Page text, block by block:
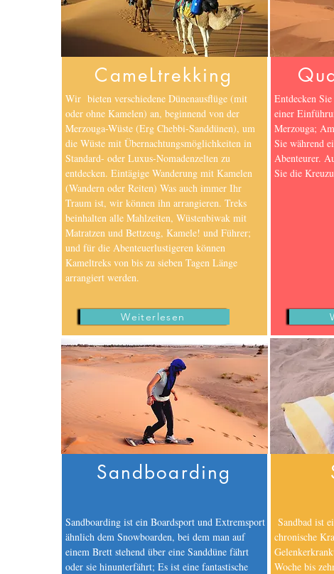
Merzouga Atv Quad Biking ;Dune Buggy tours;Merzouga Desert Trips;Location Quad;Location
Hotel;Merzouga Riad;Tours from Casablanca;Rabat;El Jadida; Marrakech;Agadir;
airport transfers;Fez airport transfers;Errachidia airport transfers;Dakhla airport transfers;Merzouga
Days;3Days;4 Days;5 Days;6 Days;8 Days;10 Days;15 Days;Tours in Morocco;Casablanca Desert
CameLtrekking
Wir bieten verschiedene Dünenausflüge (mit
oder ohne Kamelen) an, beginnend von der
Merzouga-Wüste (Erg Chebbi-Sanddünen), um
die Wüste mit Übernachtungsmöglichkeiten in
Standard- oder Luxus-Nomadenzelten zu
entdecken. Eintägige Wanderung mit Kamelen
(Wandern oder Reiten) Was auch immer Ihr
Traum ist, wir können ihn arrangieren. Treks
beinhalten alle Mahlzeiten, Wüstenbiwak mit
Matratzen und Bettzeug, Kamele! und Führer;
und für die Abenteuerlustigeren können
Kameltreks von bis zu sieben Tagen Länge
arrangiert werden.
Weiterlesen
Sandboarding
Sandboarding ist ein Boardsport und Extremsport
ähnlich dem Snowboarden, bei dem man auf
einem Brett stehend über eine Sanddüne fährt
oder sie hinunterfährt; Es ist eine fantastische
Entdecken
einer
Merzouga;
Sie während
Abenteurer.
Sie die
Sandbad ist
chronische
Woche bis